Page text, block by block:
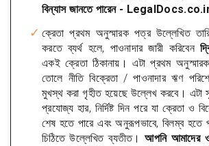
বিন্যাস জানতে পারেন -
ক্রেতা প্রথম অনুস্মারক পত্র উল্লেখিত
করতে ব্যর্থ হলে, পাওনাদার জারী করিবেন
একই ক্রেতা ঠিকানায়। এটা প্রথম
তোলে নীতি বিক্রেতা / পাওনাদার ঋণ
মুখস্থ করা গৃহীত হয়েছে উল্লেখ করবে। এটা
প্রযোজ্য হার, নির্দিষ্ট দিন পরে যা ক্রেতা ও
শেষ হতে পারে এবং অনুরূপভাবে, বিলম্ব হতে
চিঠিতে উল্লেখিত ব্যতীত।আপনি আমাদের